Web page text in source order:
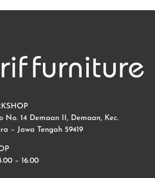
No. 14 Demaan II, Demaan, Kec.
– Jawa Tengah 59419
– 16.00